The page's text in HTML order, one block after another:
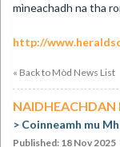
mìneachadh na tha
http://
« Back to Mòd News List
Coinneamh mu
Published: 18 Nov 2025